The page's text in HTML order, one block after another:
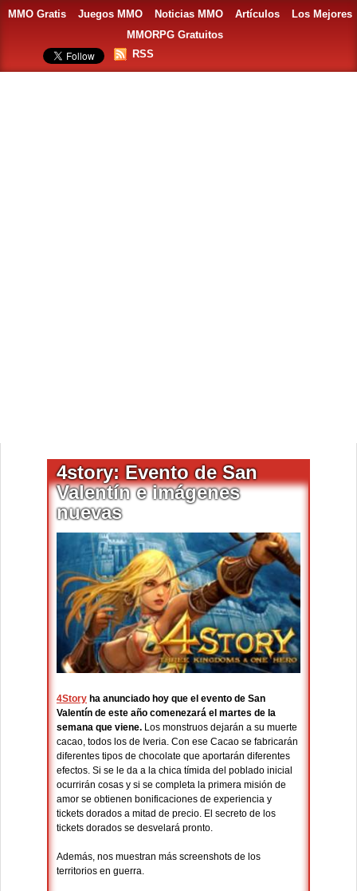
MMO Gratis Juegos MMO Noticias MMO Artículos
Los Mejores
MMORPG Gratuitos
RSS
4story: Evento de San
Valentín e imágenes
nuevas
4Story ha anunciado hoy que el evento de San
Valentín de este año comenezará el martes de la
semana que viene. Los monstruos dejarán a su muerte
cacao, todos los de Iveria. Con ese Cacao se fabricarán
diferentes tipos de chocolate que aportarán diferentes
efectos. Si se le da a la chica tímida del poblado inicial
ocurrirán cosas y si se completa la primera misión de
amor se obtienen bonificaciones de experiencia y
tickets dorados a mitad de precio. El secreto de los
tickets dorados se desvelará pronto.
Además, nos muestran más screenshots de los
territorios en guerra.